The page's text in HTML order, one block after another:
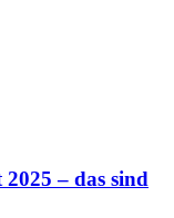
– das sind